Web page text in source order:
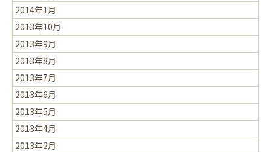
2014年1月
2013年10月
2013年9月
2013年8月
2013年7月
2013年6月
2013年5月
2013年4月
2013年2月